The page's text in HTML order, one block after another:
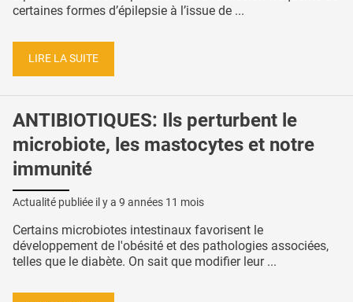
certaines formes d’épilepsie à l’issue de ...
LIRE LA SUITE
ANTIBIOTIQUES: Ils perturbent le
microbiote, les mastocytes et notre
immunité
Actualité publiée il y a 9 années 11 mois
Certains microbiotes intestinaux favorisent le
développement de l'obésité et des pathologies associées,
telles que le diabète. On sait que modifier leur ...